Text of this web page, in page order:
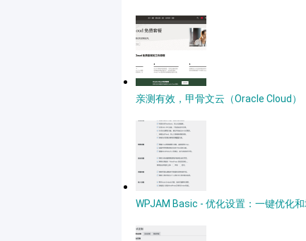
亲测有效，甲骨文云（Oracle Cloud）
WPJAM Basic - 优化设置：一键优化